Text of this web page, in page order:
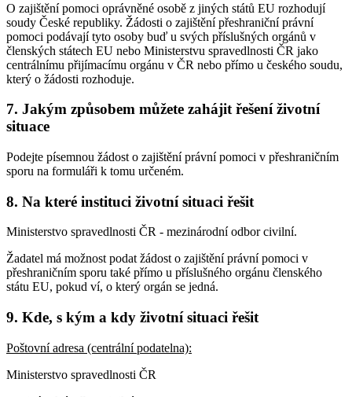
O zajištění pomoci oprávněné osobě z jiných států EU rozhodují
soudy České republiky. Žádosti o zajištění přeshraniční právní
pomoci podávají tyto osoby buď u svých příslušných orgánů v
členských státech EU nebo Ministerstvu spravedlnosti ČR jako
centrálnímu přijímacímu orgánu v ČR nebo přímo u českého soudu,
který o žádosti rozhoduje.
7. Jakým způsobem můžete zahájit řešení životní
situace
Podejte písemnou žádost o zajištění právní pomoci v přeshraničním
sporu na formuláři k tomu určeném.
8. Na které instituci životní situaci řešit
Ministerstvo spravedlnosti ČR - mezinárodní odbor civilní.
Žadatel má možnost podat žádost o zajištění právní pomoci v
přeshraničním sporu také přímo u příslušného orgánu členského
státu EU, pokud ví, o který orgán se jedná.
9. Kde, s kým a kdy životní situaci řešit
Poštovní adresa (centrální podatelna):
Ministerstvo spravedlnosti ČR